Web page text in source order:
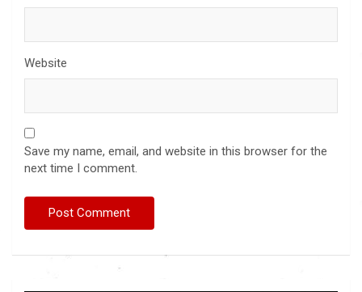
Website
Save my name, email, and website in this browser for the
next time I comment.